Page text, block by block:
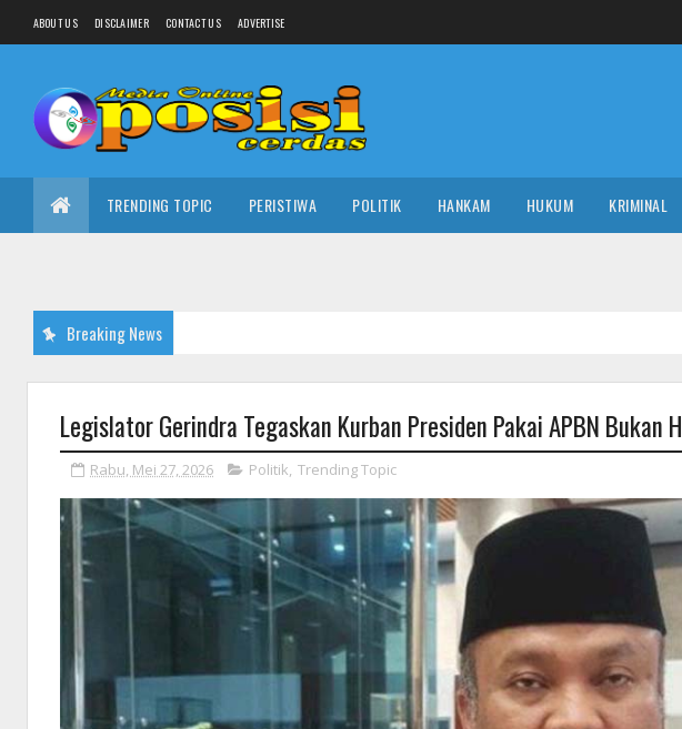
ABOUT US DISCLAIMER CONTACT US ADVERTISE
TRENDING TOPIC PERISTIWA POLITIK HANKAM HUKUM KRIMINAL
Breaking News
Legislator Gerindra Tegaskan Kurban Presiden Pakai APBN Bukan
Rabu, Mei 27, 2026 Politik, Trending Topic